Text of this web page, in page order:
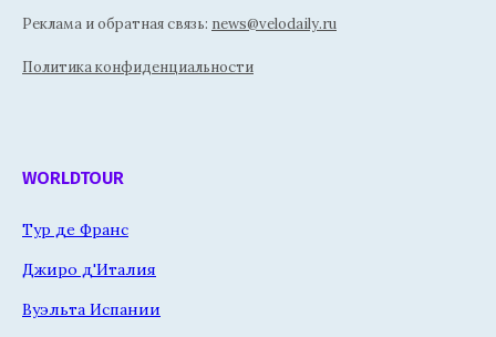
Реклама и обратная связь: news@velodaily.ru
Политика конфиденциальности
WORLDTOUR
Тур де Франс
Джиро д'Италия
Вуэльта Испании